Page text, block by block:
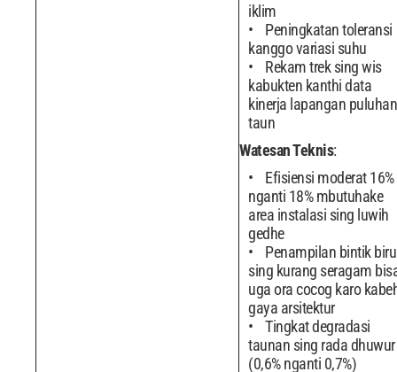
iklim
Peningkatan toleransi
kanggo variasi suhu
Rekam trek sing wis
kabukten kanthi data
kinerja lapangan puluhan
taun
Watesan Teknis:
Efisiensi moderat 16%
nganti 18% mbutuhake
area instalasi sing luwih
gedhe
Penampilan bintik biru
sing kurang seragam
uga ora cocog karo
gaya arsitektur
Tingkat degradasi
taunan sing rada dhuwur
(0,6% nganti 0,7%)